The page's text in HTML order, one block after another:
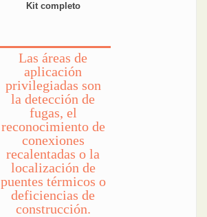
Kit completo
Las áreas de
aplicación
privilegiadas son
la detección de
fugas, el
reconocimiento de
conexiones
recalentadas o la
localización de
puentes térmicos o
deficiencias de
construcción.